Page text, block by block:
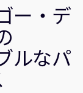
関連情報
ー・デ
ルなパ